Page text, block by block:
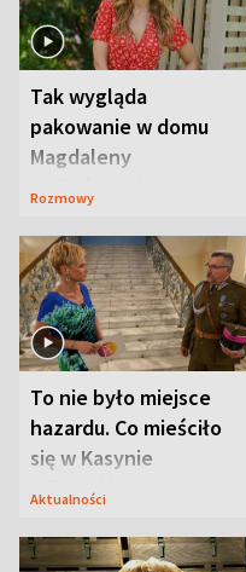
Tak wygląda
pakowanie w domu
Magdaleny
Waligórskiej-Lisieckiej.
Rozmowy
To nie było miejsce
hazardu. Co mieściło
się w Kasynie
Oficerskim?
Aktualności